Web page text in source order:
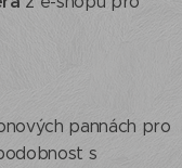
pannách pro
s